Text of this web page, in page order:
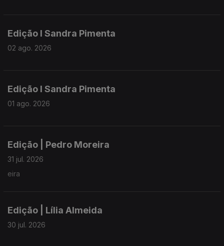
Edição I Sandra Pimenta
02 ago. 2026
Edição I Sandra Pimenta
01 ago. 2026
Edição | Pedro Moreira
31 jul. 2026
eira
Edição | Lília Almeida
30 jul. 2026